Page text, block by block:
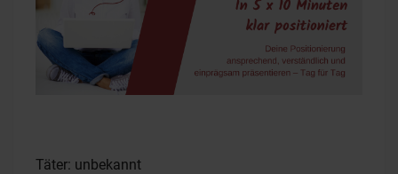
Täter: unbekannt